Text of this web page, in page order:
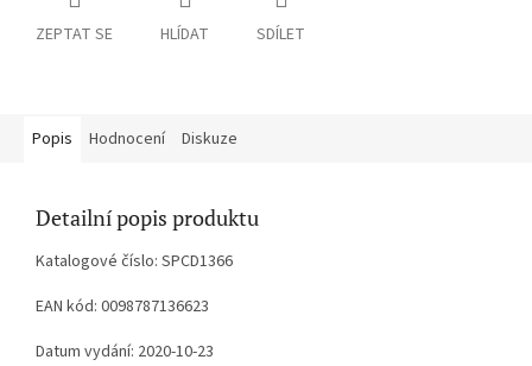
ZEPTAT SE HLÍDAT SDÍLET
Popis Hodnocení Diskuze
Detailní popis produktu
Katalogové číslo: SPCD1366
EAN kód: 0098787136623
Datum vydání: 2020-10-23